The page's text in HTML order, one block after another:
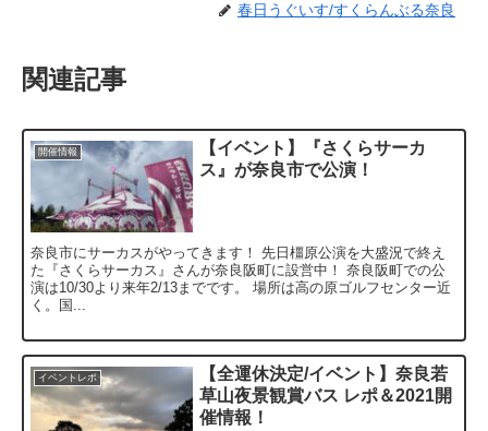
春日うぐいす/すくらんぶる奈良
関連記事
開催情報
【イベント】『さくらサーカ
ス』が奈良市で公演！
奈良市にサーカスがやってきます！ 先日橿原公演を大盛況で終え
た『さくらサーカス』さんが奈良阪町に設営中！ 奈良阪町での公
演は10/30より来年2/13までです。 場所は高の原ゴルフセンター近
く。国...
イベントレポ
【全運休決定/イベント】奈良若
草山夜景観賞バス レポ＆2021開
催情報！